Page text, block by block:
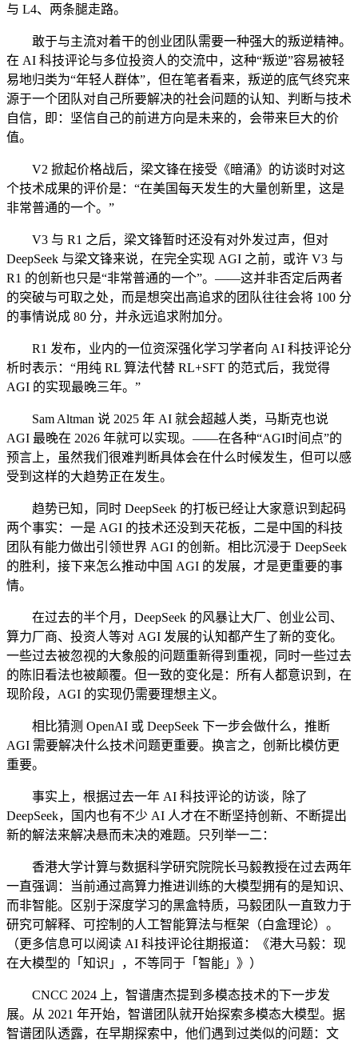
与 L4、两条腿走路。
敢于与主流对着干的创业团队需要一种强大的叛逆精神。
在 AI 科技评论与多位投资人的交流中，这种“叛逆”容易被轻
易地归类为“年轻人群体”，但在笔者看来，叛逆的底气终究来
源于一个团队对自己所要解决的社会问题的认知、判断与技术
自信，即：坚信自己的前进方向是未来的，会带来巨大的价
值。
V2 掀起价格战后，梁文锋在接受《暗涌》的访谈时对这
个技术成果的评价是：“在美国每天发生的大量创新里，这是
非常普通的一个。”
V3 与 R1 之后，梁文锋暂时还没有对外发过声，但对
DeepSeek 与梁文锋来说，在完全实现 AGI 之前，或许 V3 与
R1 的创新也只是“非常普通的一个”。——这并非否定后两者
的突破与可取之处，而是想突出高追求的团队往往会将 100 分
的事情说成 80 分，并永远追求附加分。
R1 发布，业内的一位资深强化学习学者向 AI 科技评论分
析时表示：“用纯 RL 算法代替 RL+SFT 的范式后，我觉得
AGI 的实现最晚三年。”
Sam Altman 说 2025 年 AI 就会超越人类，马斯克也说
AGI 最晚在 2026 年就可以实现。——在各种“AGI时间点”的
预言上，虽然我们很难判断具体会在什么时候发生，但可以感
受到这样的大趋势正在发生。
趋势已知，同时 DeepSeek 的打板已经让大家意识到起码
两个事实：一是 AGI 的技术还没到天花板，二是中国的科技
团队有能力做出引领世界 AGI 的创新。相比沉浸于 DeepSeek
的胜利，接下来怎么推动中国 AGI 的发展，才是更重要的事
情。
在过去的半个月，DeepSeek 的风暴让大厂、创业公司、
算力厂商、投资人等对 AGI 发展的认知都产生了新的变化。
一些过去被忽视的大象般的问题重新得到重视，同时一些过去
的陈旧看法也被颠覆。但一致的变化是：所有人都意识到，在
现阶段，AGI 的实现仍需要理想主义。
相比猜测 OpenAI 或 DeepSeek 下一步会做什么，推断
AGI 需要解决什么技术问题更重要。换言之，创新比模仿更
重要。
事实上，根据过去一年 AI 科技评论的访谈，除了
DeepSeek，国内也有不少 AI 人才在不断坚持创新、不断提出
新的解法来解决悬而未决的难题。只列举一二：
香港大学计算与数据科学研究院院长马毅教授在过去两年
一直强调：当前通过高算力推进训练的大模型拥有的是知识、
而非智能。区别于深度学习的黑盒特质，马毅团队一直致力于
研究可解释、可控制的人工智能算法与框架（白盒理论）。
（更多信息可以阅读 AI 科技评论往期报道：《港大马毅：现
在大模型的「知识」，不等同于「智能」》）
CNCC 2024 上，智谱唐杰提到多模态技术的下一步发
展。从 2021 年开始，智谱团队就开始探索多模态大模型。据
智谱团队透露，在早期探索中，他们遇到过类似的问题：文